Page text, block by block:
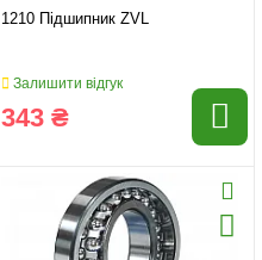
1210 Підшипник ZVL
Залишити відгук
343 ₴